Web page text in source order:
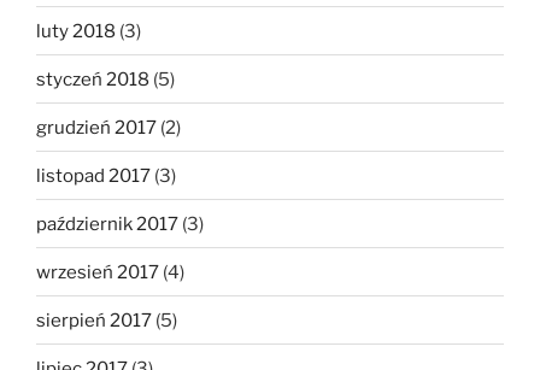
luty 2018 (3)
styczeń 2018 (5)
grudzień 2017 (2)
listopad 2017 (3)
październik 2017 (3)
wrzesień 2017 (4)
sierpień 2017 (5)